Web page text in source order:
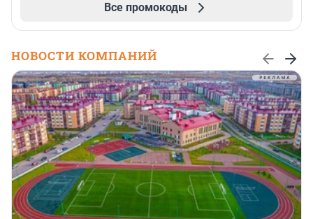
Все промокоды
НОВОСТИ КОМПАНИЙ